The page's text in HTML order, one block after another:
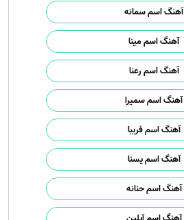
آهنگ اسم سمانه
آهنگ اسم مینا
آهنگ اسم رعنا
آهنگ اسم سمیرا
آهنگ اسم فریبا
آهنگ اسم یسنا
آهنگ اسم حنانه